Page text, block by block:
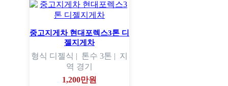
중고지게차 현대포렉스3톤 디
젤지게차
형식 디젤식 | 톤수 3톤 | 지
역 경기
1,200만원